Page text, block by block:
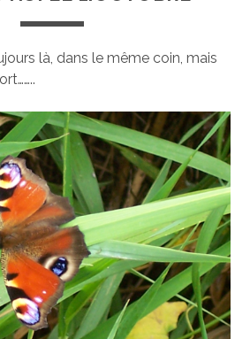
là, dans le même coin, mais